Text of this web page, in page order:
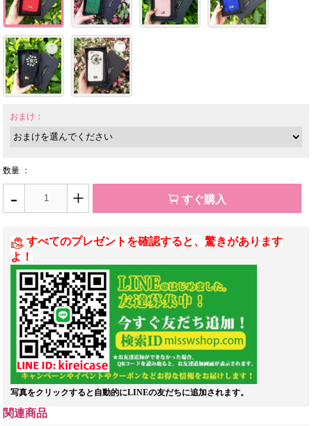
おまけ：
数量 ：
- + すぐ購入
すべてのプレゼントを確認すると、驚きがあります
よ！
写真をクリックすると自動的にLINEの友だちに追加されます。
関連商品